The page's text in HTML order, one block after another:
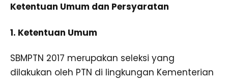
Ketentuan Umum dan Persyaratan
1. Ketentuan Umum
SBMPTN 2017 merupakan seleksi yang
dilakukan oleh PTN di lingkungan Kementerian